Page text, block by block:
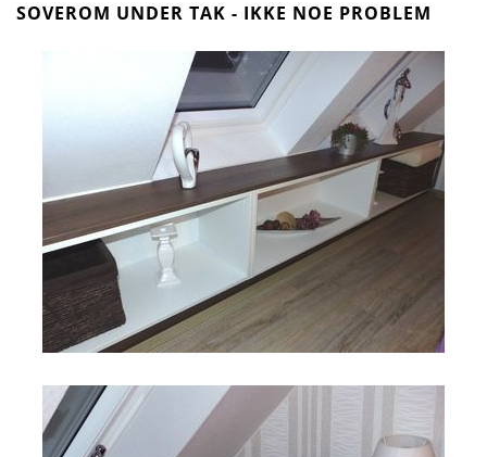
SOVEROM UNDER TAK - IKKE NOE PROBLEM